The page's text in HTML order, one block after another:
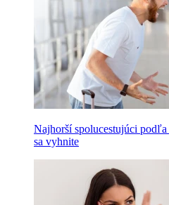
Najhorší spolucestujúci
sa vyhnite